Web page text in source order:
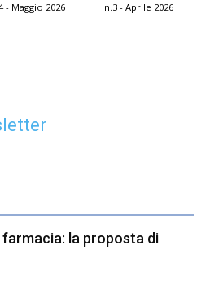
- Maggio 2026 n.3 - Aprile 2026
la proposta di